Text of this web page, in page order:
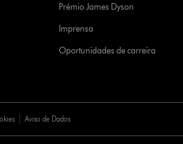
Prémio James Dyson
Imprensa
Oportunidades de carreira
Aviso de Dados